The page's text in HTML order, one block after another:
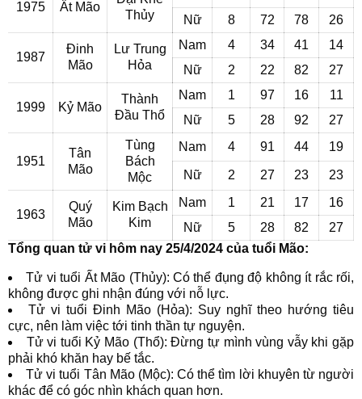
1975 Ất Mão
Thủy
Nữ
8 72 78 26
1987
Đinh
Mão
Lư Trung
Hỏa
Nam 4 34 41
14
Nữ
2 22 82 27
1999 Kỷ Mão
Thành
Đầu Thổ
Nam 1 97 16
11
Nữ
5 28 92 27
1951
Tân
Mão
Tùng
Bách
Mộc
Nam 4 91 44 19
Nữ 2 27 23 23
1963
Quý
Mão
Kim Bạch
Kim
Nam 1 21 17
16
Nữ
5 28 82
27
Tổng quan tử vi hôm nay 25/4/2024 của tuổi Mão:
Tử vi tuổi Ất Mão (Thủy): Có thể đụng độ không ít rắc rối,
không được ghi nhận đúng với nỗ lực.
Tử vi tuổi Đinh Mão (Hỏa): Suy nghĩ theo hướng tiêu
cực, nên làm việc tới tinh thần tự nguyện.
Tử vi tuổi Kỷ Mão (Thổ): Đừng tự mình vùng vẫy khi gặp
phải khó khăn hay bế tắc.
Tử vi tuổi Tân Mão (Mộc): Có thể tìm lời khuyên từ người
khác để có góc nhìn khách quan hơn.